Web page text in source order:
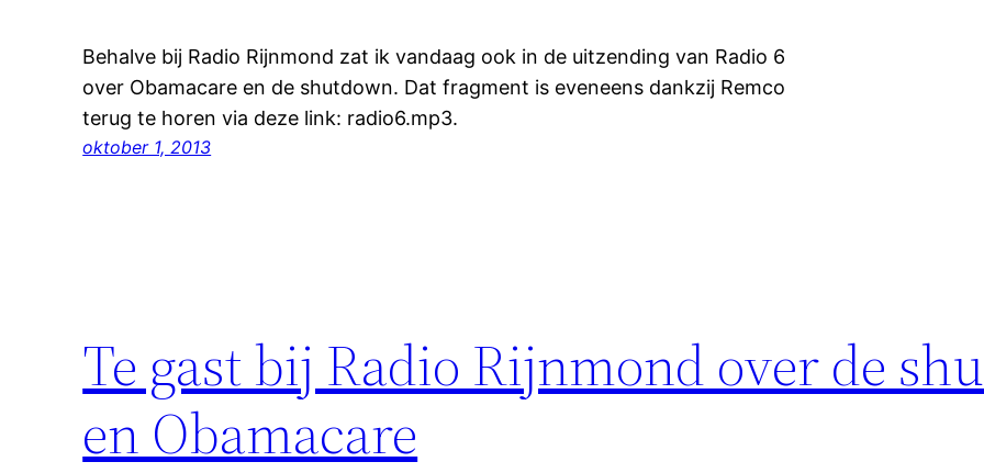
Behalve bij Radio Rijnmond zat ik vandaag ook in de uitzending van Radio 6
over Obamacare en de shutdown. Dat fragment is eveneens dankzij Remco
terug te horen via deze link: radio6.mp3.
oktober 1, 2013
Te gast bij Radio Rijnmond over de
en Obamacare